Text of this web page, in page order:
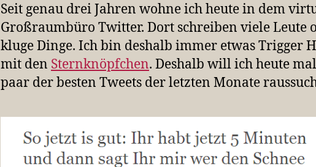
Seit genau drei Jahren wohne ich heute in dem
Großraumbüro Twitter. Dort schreiben viele Leute
kluge Dinge. Ich bin deshalb immer etwas Trigger
mit den Sternknöpfchen. Deshalb will ich heute
paar der besten Tweets der letzten Monate